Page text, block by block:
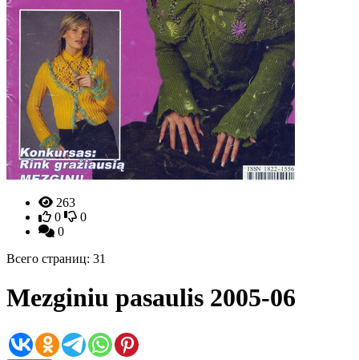
263
0
0
0
Всего страниц: 31
Mezginiu pasaulis 2005-06